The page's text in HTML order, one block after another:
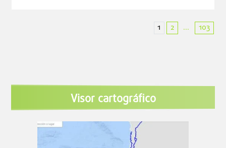
1 2 ... 103
Visor cartográfico